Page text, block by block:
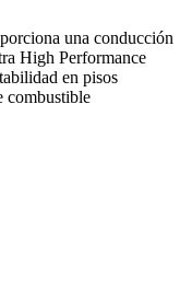
una conducción
High Performance
en pisos
combustible